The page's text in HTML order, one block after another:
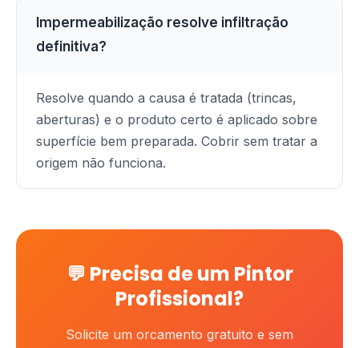
Impermeabilização resolve infiltração
definitiva?
Resolve quando a causa é tratada (trincas,
aberturas) e o produto certo é aplicado sobre
superfície bem preparada. Cobrir sem tratar a
origem não funciona.
💬 Precisa de um Pintor
Profissional?
Solicite um orcamento gratuito e sem